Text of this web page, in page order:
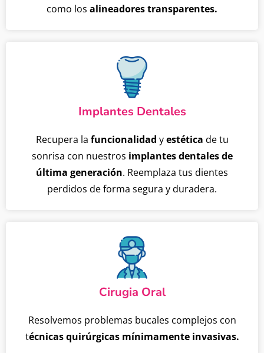
como los alineadores transparentes.
Implantes Dentales
Recupera la funcionalidad yestética de tu
sonrisa con nuestros implantes dentales de
última generación. Reemplaza tus dientes
perdidos de forma segura y duradera.
Cirugia Oral
Resolvemos problemas bucales complejos con
técnicas quirúrgicas mínimamente invasivas.